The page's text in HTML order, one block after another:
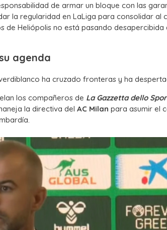
de armar un bloque con las
la regularidad en LaLiga para consolidar al
de Heliópolis no está pasando
agenda
ha cruzado fronteras y ha
los compañeros de La Gazzetta dello
la directiva del AC Milan para asumir el